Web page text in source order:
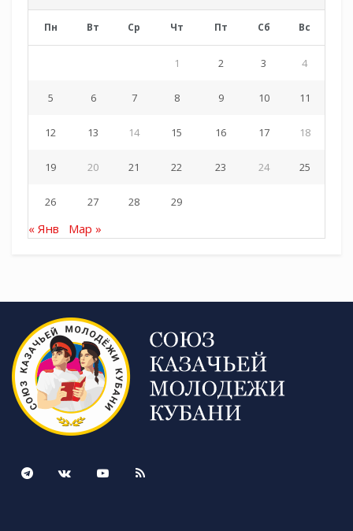
Tags: СКМК
Пн Вт Ср Чт Пт Сб Вс
1 2 3 4
5 6 7 8 9 10 11
12 13 14 15 16 17 18
19 20 21 22 23 24 25
26 27 28 29
« Янв Мар »